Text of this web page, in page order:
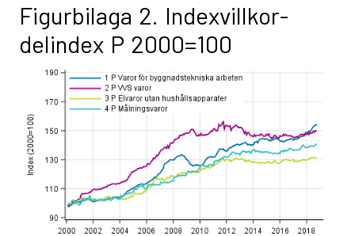
Figurbilaga 2. Indexvillkor-
delindex P 2000=100